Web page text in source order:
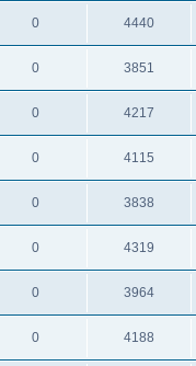
0 4440
0 3851
0 4217
0 4115
0 3838
0 4319
0 3964
0 4188